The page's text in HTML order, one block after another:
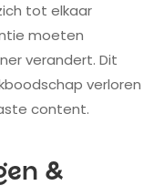
tot elkaar
moeten
verandert. Dit
verloren
content.
&